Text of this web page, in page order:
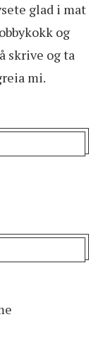
glad i mat
og
skrive og ta
mi.